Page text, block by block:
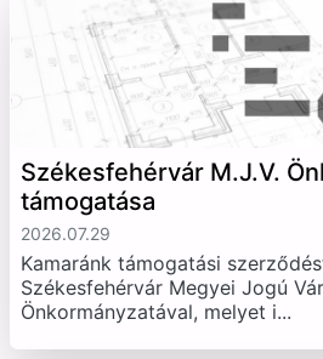
Székesfehérvár M.J.V.
támogatása
2026.07.29
Kamaránk támogatási
Székesfehérvár Megyei Jogú
Önkormányzatával, melyet i...